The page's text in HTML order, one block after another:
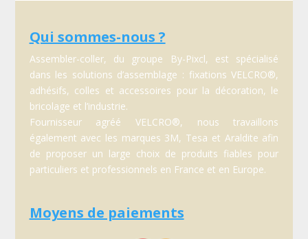
Qui sommes-nous ?
Assembler-coller, du groupe By-Pixcl, est spécialisé
dans les solutions d’assemblage : fixations VELCRO®,
adhésifs, colles et accessoires pour la décoration, le
bricolage et l’industrie.
Fournisseur agréé VELCRO®, nous travaillons
également avec les marques 3M, Tesa et Araldite afin
de proposer un large choix de produits fiables pour
particuliers et professionnels en France et en Europe.
Moyens de paiements